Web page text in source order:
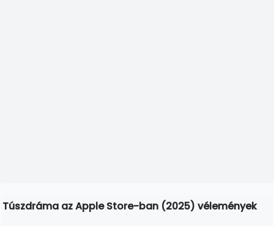
Túszdráma az Apple Store-ban (2025) vélemények